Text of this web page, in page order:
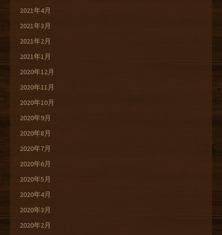
2021年4月
2021年3月
2021年2月
2021年1月
2020年12月
2020年11月
2020年10月
2020年9月
2020年8月
2020年7月
2020年6月
2020年5月
2020年4月
2020年3月
2020年2月